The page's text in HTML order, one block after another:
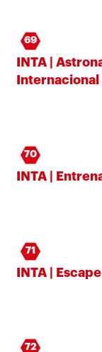
69
INTA |
Internacional
70
INTA |
71
INTA |
72